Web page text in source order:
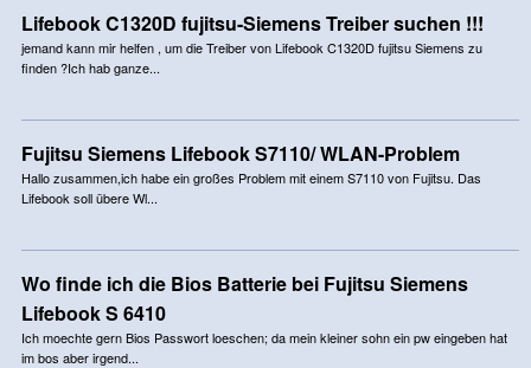
Lifebook C1320D fujitsu-Siemens Treiber suchen !!!
jemand kann mir helfen , um die Treiber von Lifebook C1320D fujitsu Siemens zu
finden ?Ich hab ganze...
Fujitsu Siemens Lifebook S7110/ WLAN-Problem
Hallo zusammen,ich habe ein großes Problem mit einem S7110 von Fujitsu. Das
Lifebook soll übere Wl...
Wo finde ich die Bios Batterie bei Fujitsu Siemens
Lifebook S 6410
Ich moechte gern Bios Passwort loeschen; da mein kleiner sohn ein pw eingeben hat
im bos aber irgend...